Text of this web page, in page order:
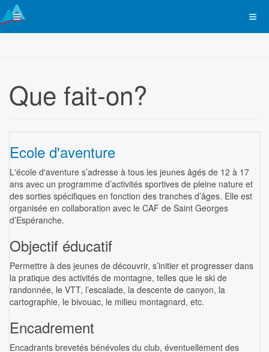
Que fait-on?
Ecole d'aventure
L'école d'aventure s’adresse à tous les jeunes âgés de 12 à 17
ans avec un programme d’activités sportives de pleine nature et
des sorties spécifiques en fonction des tranches d’âges. Elle est
organisée en collaboration avec le CAF de Saint Georges
d’Espéranche.
Objectif éducatif
Permettre à des jeunes de découvrir, s’initier et progresser dans
la pratique des activités de montagne, telles que le ski de
randonnée, le VTT, l’escalade, la descente de canyon, la
cartographie, le bivouac, le milieu montagnard, etc.
Encadrement
Encadrants brevetés bénévoles du club, éventuellement des